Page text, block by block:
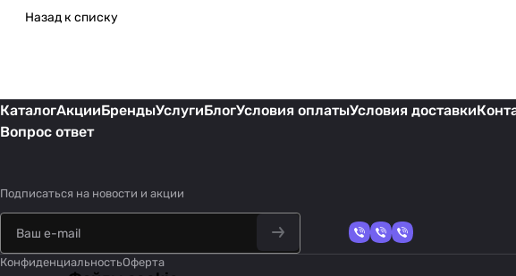
Назад к списку
КаталогАкцииБрендыУслугиБлогУсловия оплатыУсловия доставки
Вопрос ответ
Подписаться на новости и акции
КонфиденциальностьОферта